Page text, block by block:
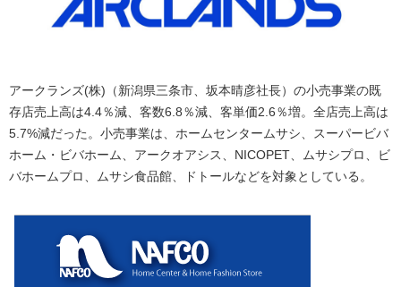
アークランズ(株)（新潟県三条市、坂本晴彦社長）の小売事業の既
存店売上高は4.4％減、客数6.8％減、客単価2.6％増。全店売上高は
5.7%減だった。小売事業は、ホームセンタームサシ、スーパービバ
ホーム・ビバホーム、アークオアシス、NICOPET、ムサシプロ、ビ
バホームプロ、ムサシ食品館、ドトールなどを対象としている。